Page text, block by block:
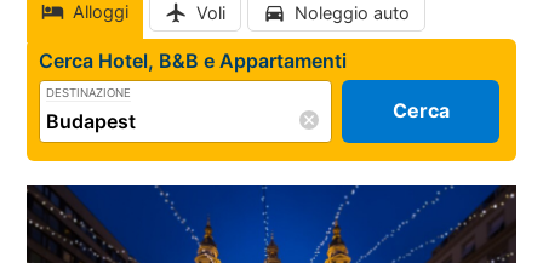
Alloggi Voli Noleggio auto
Cerca Hotel, B&B e Appartamenti
DESTINAZIONE
Cerca